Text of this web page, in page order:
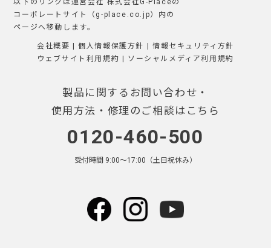
以下のリンクは運営会社 株式会社G-Placeの
コーポレートサイト（g-place.co.jp）内の
ページへ移動します。
会社概要 |個人情報保護方針
情報セキュリティ方針
ウェブサイト利用規約
ソーシャルメディア利用規約
製品に関するお問い合わせ・
使用方法・修理のご相談はこちら
0120-460-500
受付時間 9:00〜17:00（土日祝休み）